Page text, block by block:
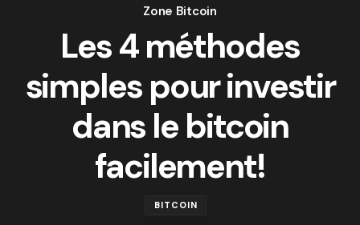
Zone Bitcoin
Les 4 méthodes
simples pour investir
dans le bitcoin
facilement!
BITCOIN